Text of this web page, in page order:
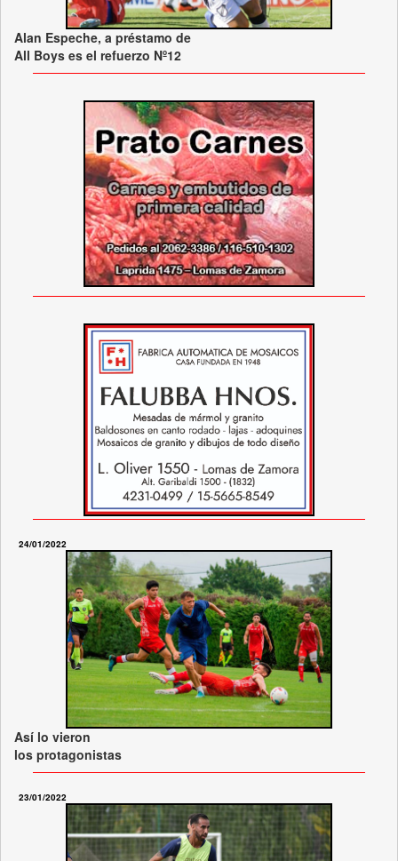
Alan Espeche, a préstamo de
All Boys es el refuerzo Nº12
24/01/2022
Así lo vieron
los protagonistas
23/01/2022